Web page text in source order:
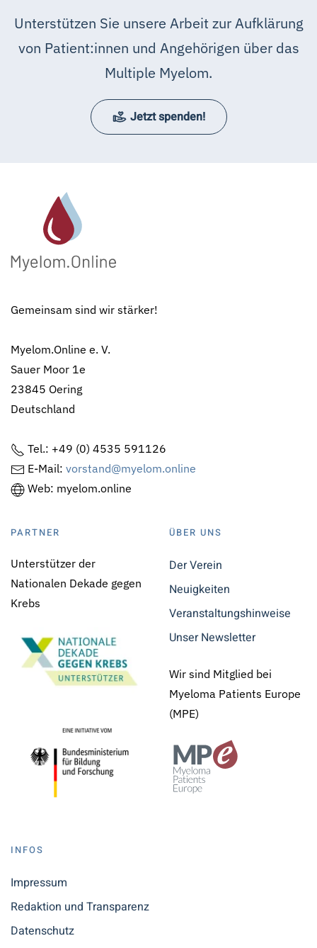
Unterstützen Sie unsere Arbeit zur Aufklärung
von Patient:innen und Angehörigen über das
Multiple Myelom.
Jetzt spenden!
Gemeinsam sind wir stärker!
Myelom.Online e. V.
Sauer Moor 1e
23845 Oering
Deutschland
Tel.: +49 (0) 4535 591126
E-Mail: vorstand@myelom.online
Web: myelom.online
PARTNER
Unterstützer der
Nationalen Dekade gegen
Krebs
ÜBER UNS
Der Verein
Neuigkeiten
Veranstaltungshinweise
Unser Newsletter
Wir sind Mitglied bei
Myeloma Patients Europe
(MPE)
INFOS
Impressum
Redaktion und Transparenz
Datenschutz